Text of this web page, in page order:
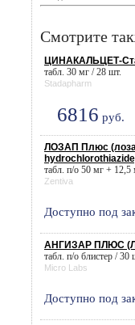
Смотрите
ЦИНАКАЛЬЦЕТ-
табл. 30 мг / 28 шт.
Stadapharm
6816 руб.
ЛОЗАП Плюс
табл. п/о 50 мг + 12,5
Zentiva
Доступно под
АНГИЗАР ПЛЮС
табл. п/о блистер / 30
Micro Labs
Доступно под